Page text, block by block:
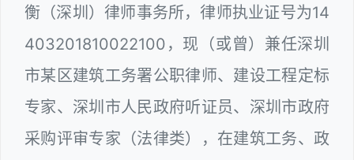
衡（深圳）律师事务所，律师执业证号为14
403201810022100，现（或曾）兼任深圳
市某区建筑工务署公职律师、建设工程定标
专家、深圳市人民政府听证员、深圳市政府
采购评审专家（法律类），在建筑工务、政